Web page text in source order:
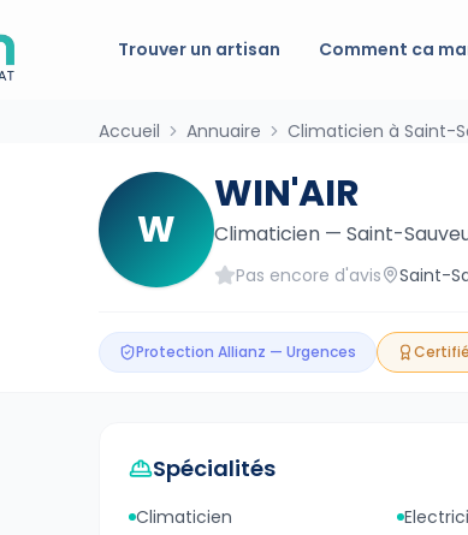
Trouver un artisan Comment ca
Accueil Annuaire Climaticien à Saint-
W
WIN'AIR
Climaticien — Saint-
Pas encore d'avis Saint-
Protection Allianz — Urgences Certifié
Spécialités
Climaticien